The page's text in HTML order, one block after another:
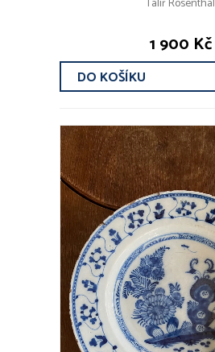
Talíř Rosenthal
1 900 Kč
DO KOŠÍKU